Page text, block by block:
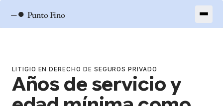
–● Punto Fino
LITIGIO EN DERECHO DE SEGUROS PRIVADO
Años de servicio y